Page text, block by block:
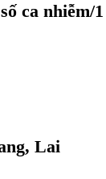
ca nhiễm/1
Lai